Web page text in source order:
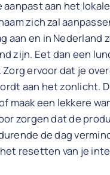
aanpast aan het
zich zal
aan en in Nederland
zijn. Eet dan een
ervoor dat je
aan het zonlicht.
maak een lekkere
zorgen dat de
de dag
resetten van je